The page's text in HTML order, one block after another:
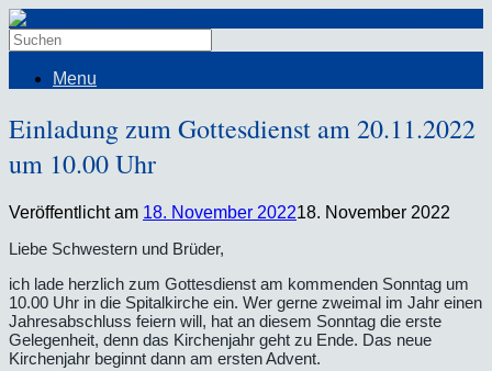
Menu
Einladung zum Gottesdienst am 20.11.2022
um 10.00 Uhr
Veröffentlicht am 18. November 202218. November 2022
Liebe Schwestern und Brüder,
ich lade herzlich zum Gottesdienst am kommenden Sonntag um
10.00 Uhr in die Spitalkirche ein. Wer gerne zweimal im Jahr einen
Jahresabschluss feiern will, hat an diesem Sonntag die erste
Gelegenheit, denn das Kirchenjahr geht zu Ende. Das neue
Kirchenjahr beginnt dann am ersten Advent.